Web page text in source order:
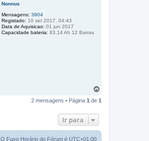
Nonnus
Mensagens: 3904
Registado: 10 set 2017, 04:43
Data de Aquisicao: 01 jun 2017
Capacidade bateria: 83,14 Ah 12 Barras
p
2 mensagens • Página 1 de 1
Ir para
O Fuso Horário do Fórum é UTC+01:00